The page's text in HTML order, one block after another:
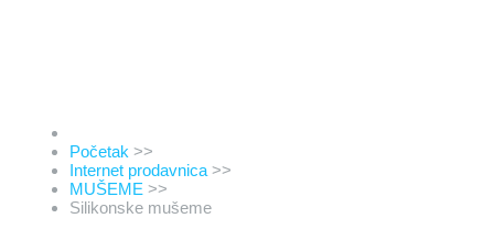
Početak >>
Internet prodavnica >>
MUŠEME >>
Silikonske mušeme